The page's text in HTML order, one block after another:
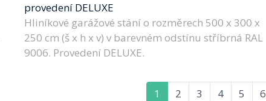
provedení DELUXE
Hliníkové garážové stání o rozměrech 500 x 300 x
250 cm (š x h x v) v barevném odstínu stříbrná RAL
9006. Provedení DELUXE.
1 2 3 4 5 6